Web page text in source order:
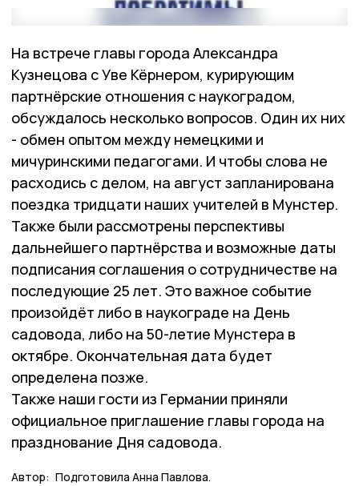
На встрече главы города Александра
Кузнецова с Уве Кёрнером, курирующим
партнёрские отношения с наукоградом,
обсуждалось несколько вопросов. Один их них
- обмен опытом между немецкими и
мичуринскими педагогами. И чтобы слова не
расходись с делом, на август запланирована
поездка тридцати наших учителей в Мунстер.
Также были рассмотрены перспективы
дальнейшего партнёрства и возможные даты
подписания соглашения о сотрудничестве на
последующие 25 лет. Это важное событие
произойдёт либо в наукограде на День
садовода, либо на 50-летие Мунстера в
октябре. Окончательная дата будет
определена позже.
Также наши гости из Германии приняли
официальное приглашение главы города на
празднование Дня садовода.
Автор: Подготовила Анна Павлова.